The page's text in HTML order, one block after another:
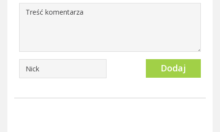
Dodaj